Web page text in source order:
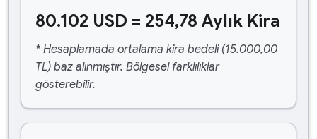
80.102 USD = 254,78 Aylık Kira
* Hesaplamada ortalama kira bedeli (15.000,00
TL) baz alınmıştır. Bölgesel farklılıklar
gösterebilir.